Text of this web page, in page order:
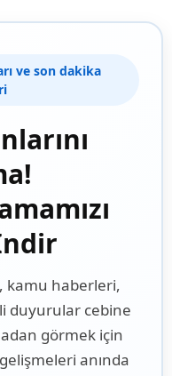
ve son dakika
kamu haberleri,
duyurular cebine
görmek için
anında